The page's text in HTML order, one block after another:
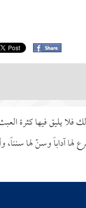
فلا يليق فيها كثرة
آداباً وسنّ لها سنناً،